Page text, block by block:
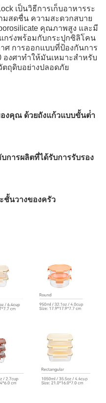
เป็นวิธีการเก็บอาหารระ
มสดชื่น ความสะดวกสบาย
คุณภาพสูง และมี
กร่งพร้อมกับกระปุกซิลิโคน
ศ การออกแบบที่ป้องกันการ
องศาทําให้มันเหมาะสําหรับ
ตถุดิบอย่างปลอดภัย
งคุณ ด้วยถังแก้วแบบขั้นต่ํา
การผลิตที่ได้รับการรับรอง
ชั้นวางของครัว